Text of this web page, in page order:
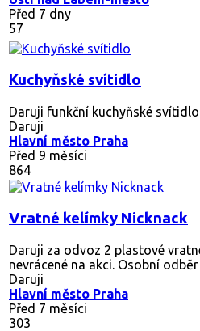
Před 7 dny
57
Kuchyňské svítidlo
Daruji funkční kuchyňské svítidlo
Daruji
Hlavní město Praha
Před 9 měsíci
864
Vratné kelímky Nicknack
Daruji za odvoz 2 plastové
nevrácené na akci. Osobní
Daruji
Hlavní město Praha
Před 7 měsíci
303